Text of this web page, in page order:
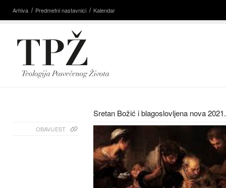
Arhiva Predmetni nastavnici Kalendar
Sretan Božić i blagoslovljena nova
OBAVIJEST